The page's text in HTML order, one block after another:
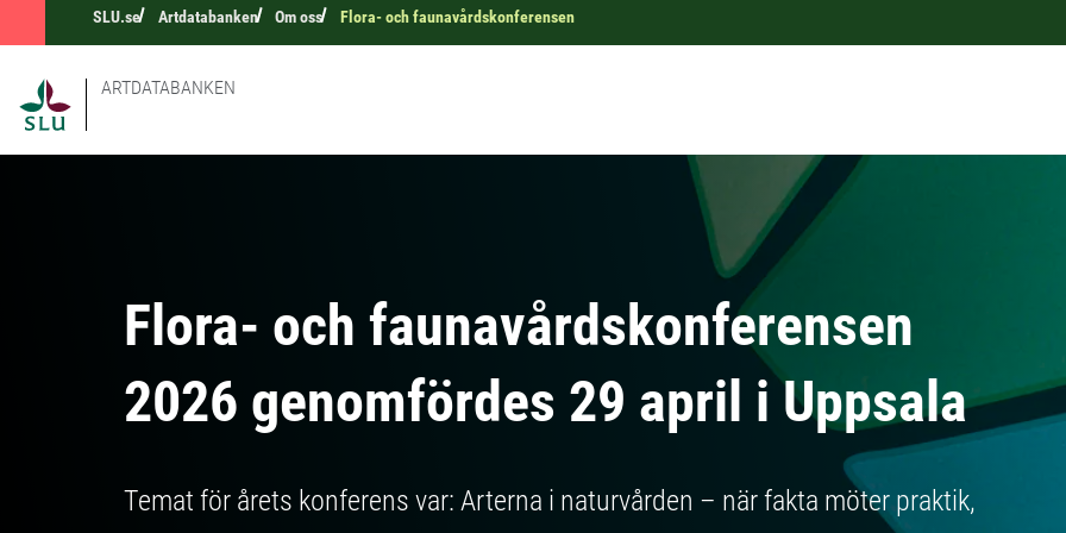
SLU.se Artdatabanken Om oss Flora- och faunavårdskonferensen
ARTDATABANKEN
Flora- och faunavårdskonferensen
2026 genomfördes 29 april i Uppsala
Temat för årets konferens var: Arterna i naturvården – när fakta möter praktik,